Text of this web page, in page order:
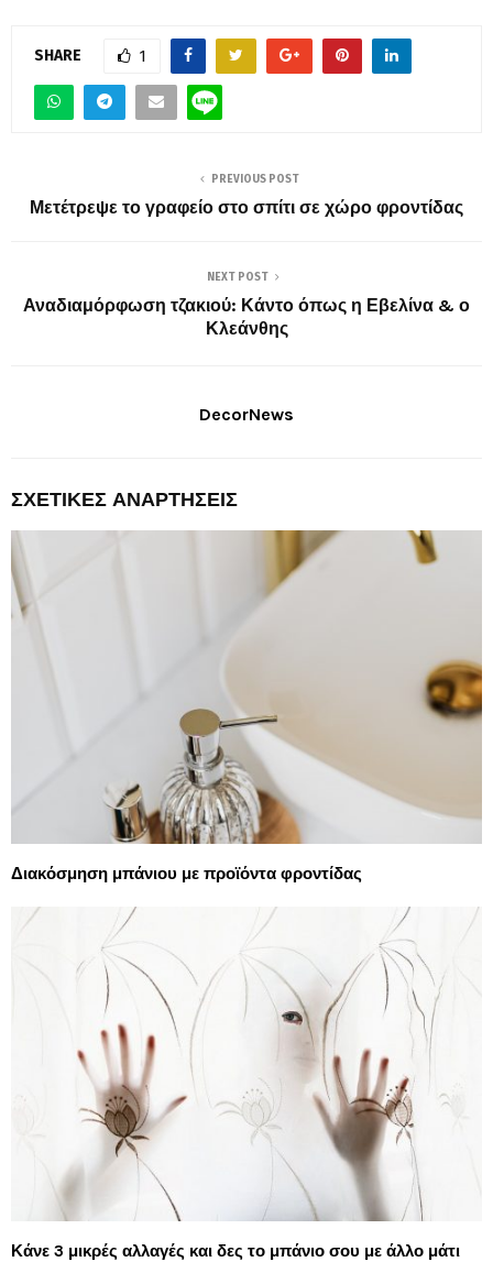
SHARE 1
PREVIOUS POST
Μετέτρεψε το γραφείο στο σπίτι σε χώρο φροντίδας
NEXT POST
Αναδιαμόρφωση τζακιού: Κάντο όπως η Εβελίνα & ο
Κλεάνθης
DecorNews
ΣΧΕΤΙΚΈΣ ΑΝΑΡΤΉΣΕΙΣ
Διακόσμηση μπάνιου με προϊόντα φροντίδας
Κάνε 3 μικρές αλλαγές και δες το μπάνιο σου με άλλο μάτι